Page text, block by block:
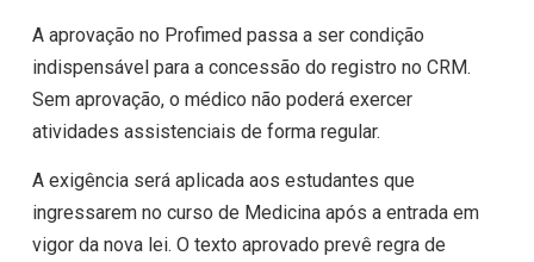
A aprovação no Profimed passa a ser condição
indispensável para a concessão do registro no CRM.
Sem aprovação, o médico não poderá exercer
atividades assistenciais de forma regular.
A exigência será aplicada aos estudantes que
ingressarem no curso de Medicina após a entrada em
vigor da nova lei. O texto aprovado prevê regra de